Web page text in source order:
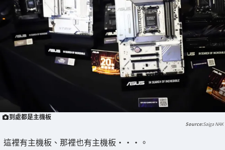
到處都是主機板
Saiga NAK
這裡有主機板、那裡也有主機板・・・。